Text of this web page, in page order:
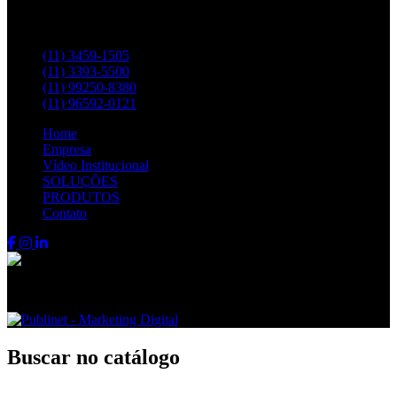
(11) 3459-1505
(11) 3393-5500
(11) 99250-8380
(11) 96592-0121
Home
Empresa
Vídeo Institucional
SOLUÇÕES
PRODUTOS
Contato
Buscar no catálogo